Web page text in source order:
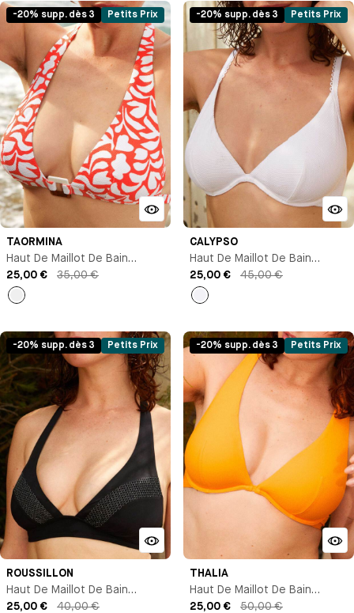
-20% supp. dès 3 Petits Prix
TAORMINA
Haut De Maillot De Bain
Triangle
25,00 € 35,00 €
-20% supp. dès 3 Petits Prix
CALYPSO
Haut De Maillot De Bain
Triangle Avec Armature
25,00 € 45,00 €
-20% supp. dès 3 Petits Prix
ROUSSILLON
Haut De Maillot De Bain
Triangle
25,00 € 40,00 €
-20% supp. dès 3 Petits Prix
THALIA
Haut De Maillot De Bain
Triangle Avec Armature
25,00 € 50,00 €